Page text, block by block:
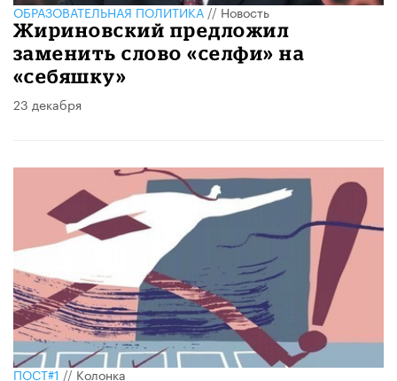
ОБРАЗОВАТЕЛЬНАЯ ПОЛИТИКА//Новость
Жириновский предложил
заменить слово «селфи» на
«себяшку»
23 декабря
ПОСТ#1//Колонка